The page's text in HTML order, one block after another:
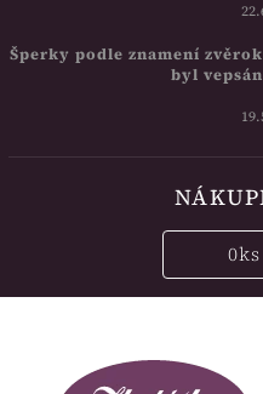
Šperky podle znamení
byl
0